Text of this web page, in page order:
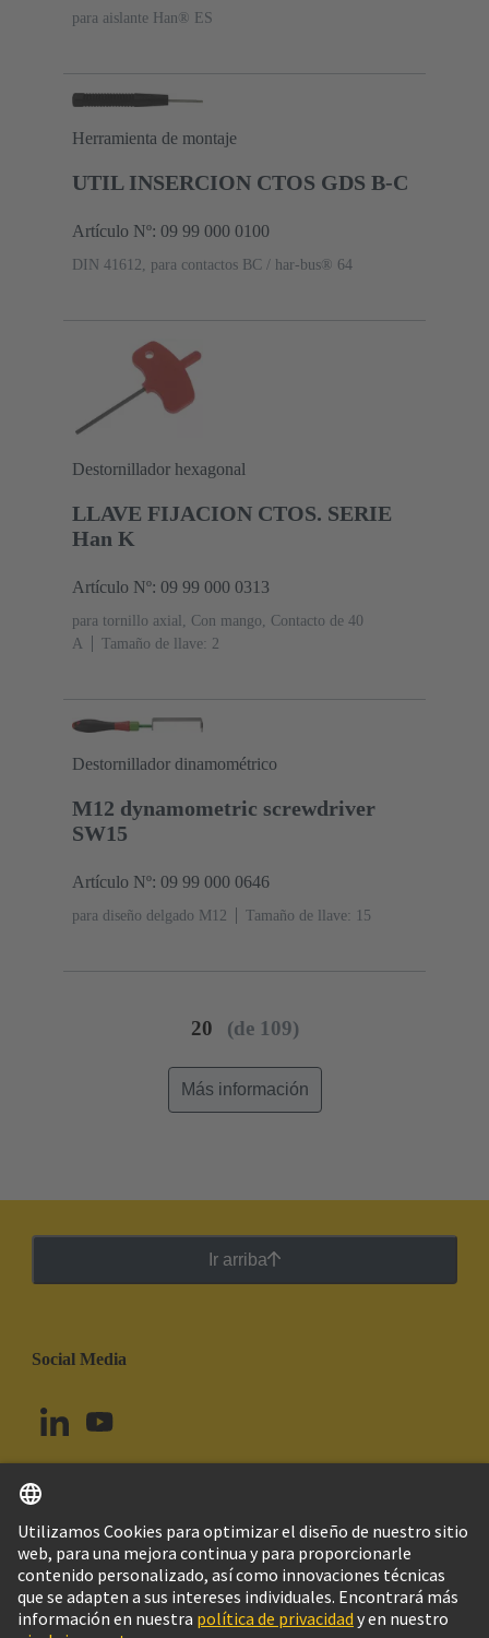
para aislante Han® ES
Herramienta de montaje
UTIL INSERCION CTOS GDS B-C
Artículo Nº: 09 99 000 0100
DIN 41612, para contactos BC / har-bus® 64
Destornillador hexagonal
LLAVE FIJACION CTOS. SERIE
Han K
Artículo Nº: 09 99 000 0313
para tornillo axial, Con mango, Contacto de 40
A
Tamaño de llave: 2
Destornillador dinamométrico
M12 dynamometric screwdriver
SW15
Artículo Nº: 09 99 000 0646
para diseño delgado M12 Tamaño de llave: 15
20 (de 109)
Más información
Ir arriba
Social Media
Uruguay Español
© Grupo Tecnológico HARTING